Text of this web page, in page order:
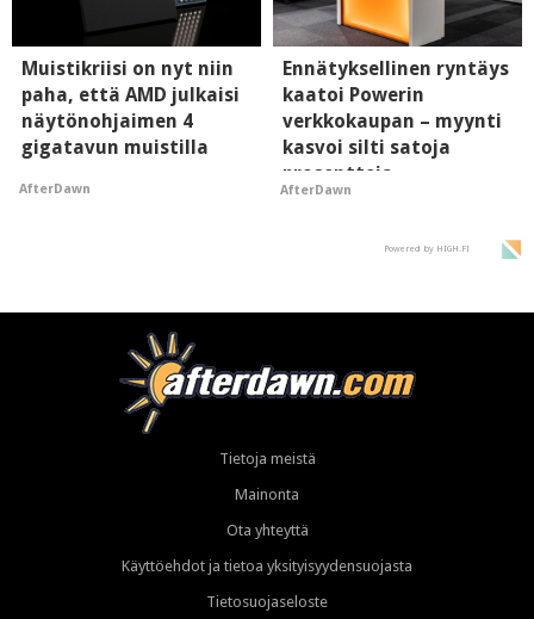
Muistikriisi on nyt niin
paha, että AMD julkaisi
näytönohjaimen 4
gigatavun muistilla
AfterDawn
Ennätyksellinen ryntäys
kaatoi Powerin
verkkokaupan – myynti
kasvoi silti satoja
prosentteja
AfterDawn
Powered by HIGH.FI
Tietoja meistä
Mainonta
Ota yhteyttä
Käyttöehdot ja tietoa yksityisyydensuojasta
Tietosuojaseloste